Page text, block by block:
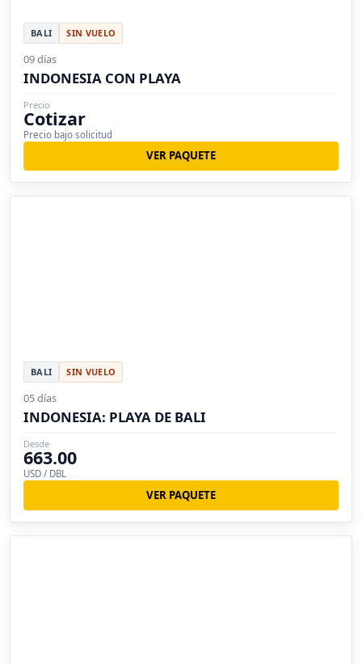
BALI SIN VUELO
09 días
INDONESIA CON PLAYA
Precio
Cotizar
Precio bajo solicitud
VER PAQUETE
BALI SIN VUELO
05 días
INDONESIA: PLAYA DE BALI
Desde
663.00
USD / DBL
VER PAQUETE